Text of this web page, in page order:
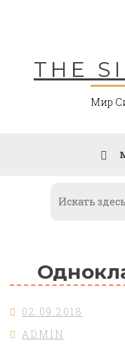
THE
Мир
02.09.2018
ADMIN